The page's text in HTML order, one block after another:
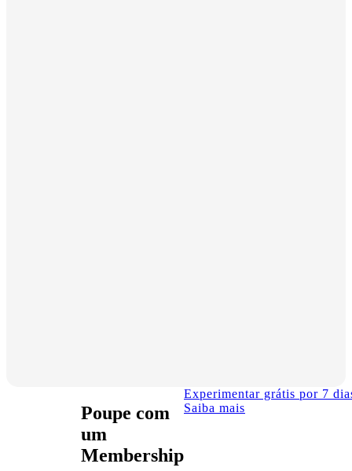
Poupe com
um
Membership
Experimentar grátis por 7
Saiba mais